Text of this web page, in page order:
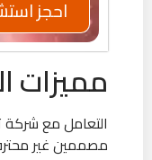
احجز
مميزات
التعامل مع
مصممين غير